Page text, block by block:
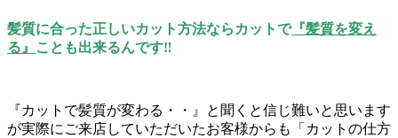
髪質に合った正しいカット方法ならカットで『髪質を変え
る』
ことも出来るんです‼
『カットで髪質が変わる・・』と聞くと信じ難いと思います
が実際にご来店していただいたお客様からも「カットの仕方